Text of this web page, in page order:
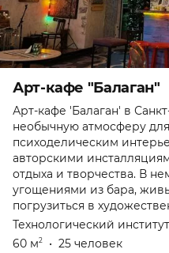
Арт-кафе "Балаган"
Арт-кафе 'Балаган' в
необычную атмосферу
психоделическим
авторскими
отдыха и творчества. В
угощениями из бара,
погрузиться в
Технологический
60 м2 • 25 человек